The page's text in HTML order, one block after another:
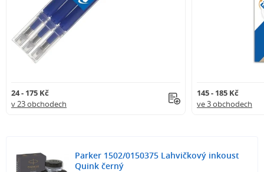
24 - 175 Kč
v 23 obchodech
145 - 185 Kč
ve 3 obchodech
Parker 1502/0150375 Lahvičkový inkoust
Quink černý